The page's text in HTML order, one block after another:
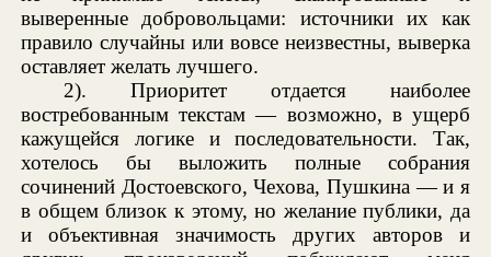
выверенные добровольцами: источники их как
правило случайны или вовсе неизвестны, выверка
оставляет желать лучшего.
2). Приоритет отдается наиболее
востребованным текстам — возможно, в ущерб
кажущейся логике и последовательности. Так,
хотелось бы выложить полные собрания
сочинений Достоевского, Чехова, Пушкина — и я
в общем близок к этому, но желание публики, да
и объективная значимость других авторов и